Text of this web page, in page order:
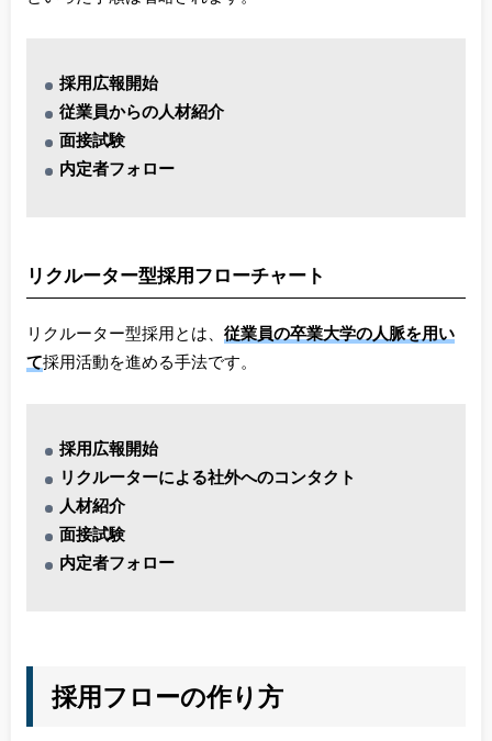
採用広報開始
従業員からの人材紹介
面接試験
内定者フォロー
リクルーター型採用フローチャート
リクルーター型採用とは、 従業員の卒業大学の人脈を用い
て採用活動を進める手法です。
採用広報開始
リクルーターによる社外へのコンタクト
人材紹介
面接試験
内定者フォロー
採用フローの作り方